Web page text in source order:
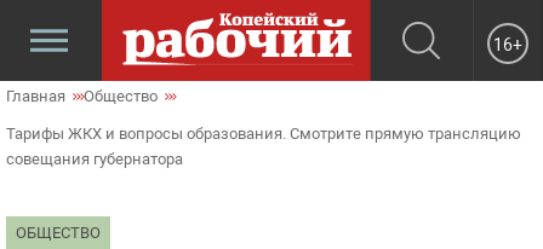
16+
Главная Общество
Тарифы ЖКХ и вопросы образования. Смотрите прямую трансляцию
совещания губернатора
ОБЩЕСТВО